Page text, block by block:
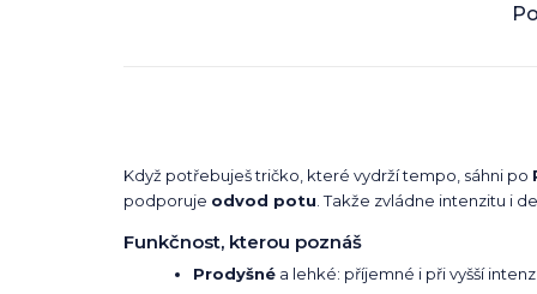
Když potřebuješ tričko, které vydrží tempo, sáhni po
podporuje odvod potu . Takže zvládne intenzitu i
Funkčnost, kterou poznáš
Prodyšné a lehké: příjemné i při vyšší